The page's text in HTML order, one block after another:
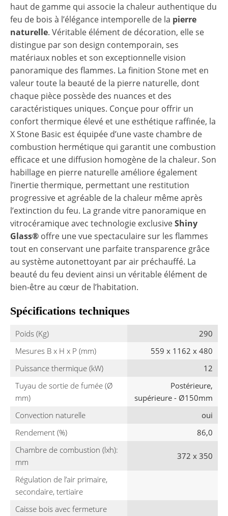
haut de gamme qui associe la chaleur authentique du
feu de bois à l’élégance intemporelle de la pierre
naturelle. Véritable élément de décoration, elle se
distingue par son design contemporain, ses
matériaux nobles et son exceptionnelle vision
panoramique des flammes. La finition Stone met en
valeur toute la beauté de la pierre naturelle, dont
chaque pièce possède des nuances et des
caractéristiques uniques. Conçue pour offrir un
confort thermique élevé et une esthétique raffinée, la
X Stone Basic est équipée d’une vaste chambre de
combustion hermétique qui garantit une combustion
efficace et une diffusion homogène de la chaleur. Son
habillage en pierre naturelle améliore également
l’inertie thermique, permettant une restitution
progressive et agréable de la chaleur même après
l’extinction du feu. La grande vitre panoramique en
vitrocéramique avec technologie exclusiveShiny
Glass® offre une vue spectaculaire sur les flammes
tout en conservant une parfaite transparence grâce
au système autonettoyant par air préchauffé. La
beauté du feu devient ainsi un véritable élément de
bien-être au cœur de l’habitation.
Spécifications techniques
Poids (Kg)
290
Mesures B x H x P (mm)
559 x 1162 x 480
Puissance thermique (kW)
12
Tuyau de sortie de fumée (Ø
mm)
Postérieure,
supérieure - Ø150mm
Convection naturelle
oui
Rendement (%)
86,0
Chambre de combustion (lxh):
mm
372 x 350
Régulation de l’air primaire,
secondaire, tertiaire
Caisse bois avec fermeture